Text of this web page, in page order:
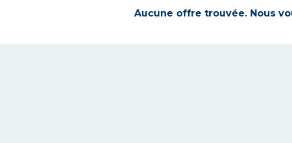
Aucune offre trouvée. Nous